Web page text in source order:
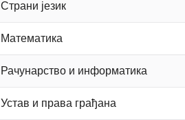
Страни језик
Математика
Рачунарство и информатика
Устав и права грађана